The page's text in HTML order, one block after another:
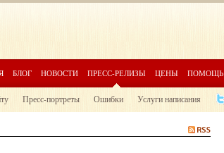
БЛОГ НОВОСТИ ПРЕСС-РЕЛИЗЫ ЦЕНЫ ПОМОЩЬ
Пресс-портреты Ошибки Услуги написания